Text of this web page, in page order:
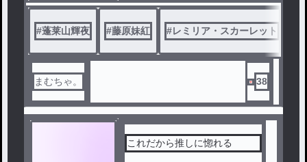
#蓬莱山輝夜 #藤原妹紅 #レミリア・スカーレット
まむちゃ。 38
これだから推しに惚れる